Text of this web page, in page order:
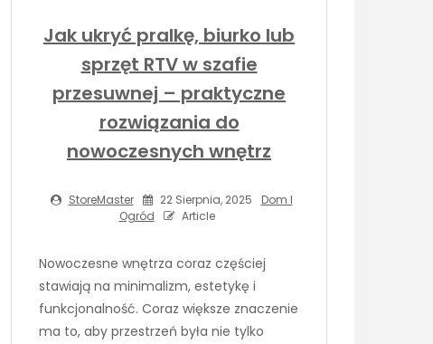
Jak ukryć pralkę, biurko lub
sprzęt RTV w szafie
przesuwnej – praktyczne
rozwiązania do
nowoczesnych wnętrz
StoreMaster 22 Sierpnia, 2025
Dom I
Ogród
Article
Nowoczesne wnętrza coraz częściej
stawiają na minimalizm, estetykę i
funkcjonalność. Coraz większe znaczenie
ma to, aby przestrzeń była nie tylko